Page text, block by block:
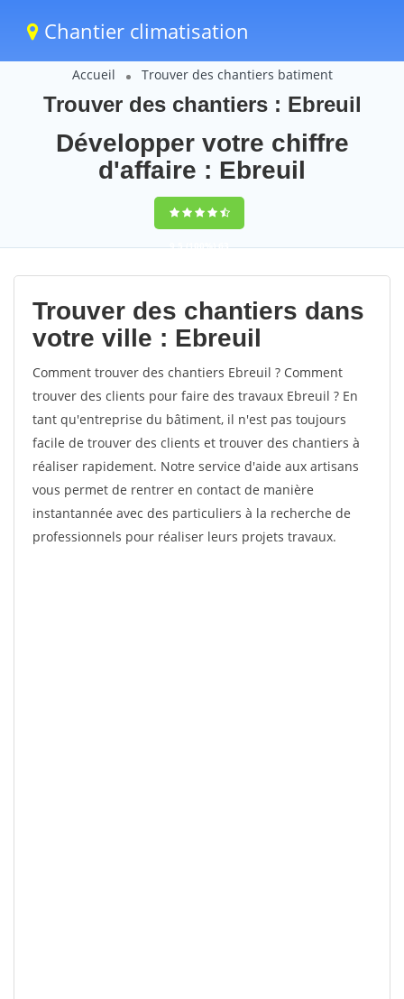
Chantier climatisation
Accueil Trouver des chantiers batiment
Trouver des chantiers : Ebreuil
Développer votre chiffre
d'affaire : Ebreuil
9,5(100%)63
votes
Trouver des chantiers dans
votre ville : Ebreuil
Comment trouver des chantiers Ebreuil ? Comment
trouver des clients pour faire des travaux Ebreuil ? En
tant qu'entreprise du bâtiment, il n'est pas toujours
facile de trouver des clients et trouver des chantiers à
réaliser rapidement. Notre service d'aide aux artisans
vous permet de rentrer en contact de manière
instantannée avec des particuliers à la recherche de
professionnels pour réaliser leurs projets travaux.